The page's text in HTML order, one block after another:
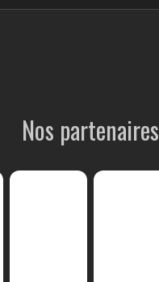
Nos partenaires